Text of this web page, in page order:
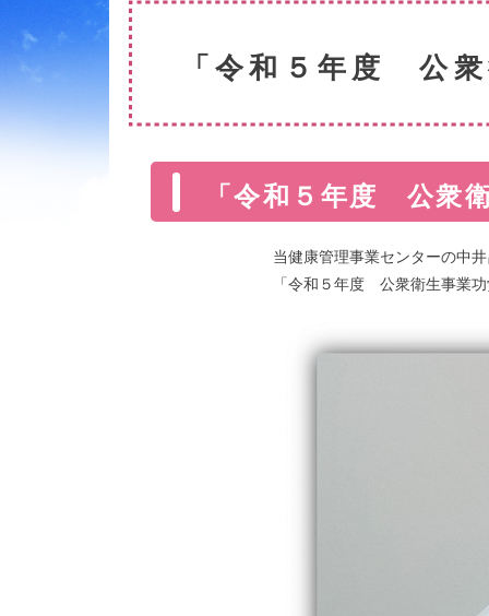
「令和５年度 公
「令和５年度 公衆
当健康管理事業センターの中
「令和５年度 公衆衛生事業